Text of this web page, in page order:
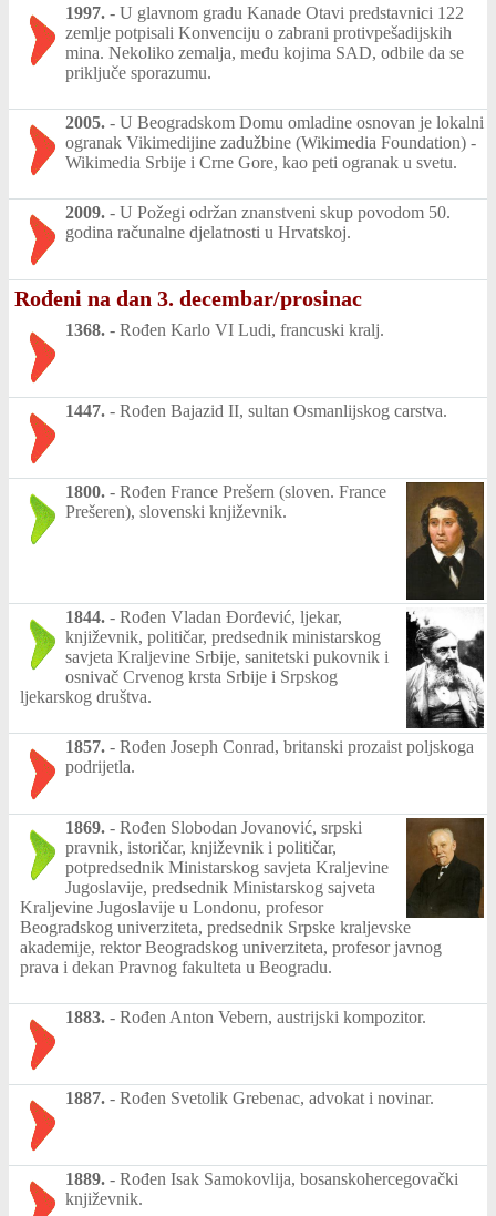
1997. - U glavnom gradu Kanade Otavi predstavnici 122
zemlje potpisali Konvenciju o zabrani protivpešadijskih
mina. Nekoliko zemalja, među kojima SAD, odbile da se
priključe sporazumu.
2005. - U Beogradskom Domu omladine osnovan je lokalni
ogranak Vikimedijine zadužbine (Wikimedia Foundation) -
Wikimedia Srbije i Crne Gore, kao peti ogranak u svetu.
2009. - U Požegi održan znanstveni skup povodom 50.
godina računalne djelatnosti u Hrvatskoj.
Rođeni na dan 3. decembar/prosinac
1368. - Rođen Karlo VI Ludi, francuski kralj.
1447. - Rođen Bajazid II, sultan Osmanlijskog carstva.
1800. - Rođen France Prešern (sloven. France
Prešeren), slovenski književnik.
1844. - Rođen Vladan Đorđević, ljekar,
književnik, političar, predsednik ministarskog
savjeta Kraljevine Srbije, sanitetski pukovnik i
osnivač Crvenog krsta Srbije i Srpskog
ljekarskog društva.
1857. - Rođen Joseph Conrad, britanski prozaist poljskoga
podrijetla.
1869. - Rođen Slobodan Jovanović, srpski
pravnik, istoričar, književnik i političar,
potpredsednik Ministarskog savjeta Kraljevine
Jugoslavije, predsednik Ministarskog sajveta
Kraljevine Jugoslavije u Londonu, profesor
Beogradskog univerziteta, predsednik Srpske kraljevske
akademije, rektor Beogradskog univerziteta, profesor javnog
prava i dekan Pravnog fakulteta u Beogradu.
1883. - Rođen Anton Vebern, austrijski kompozitor.
1887. - Rođen Svetolik Grebenac, advokat i novinar.
1889. - Rođen Isak Samokovlija, bosanskohercegovački
književnik.